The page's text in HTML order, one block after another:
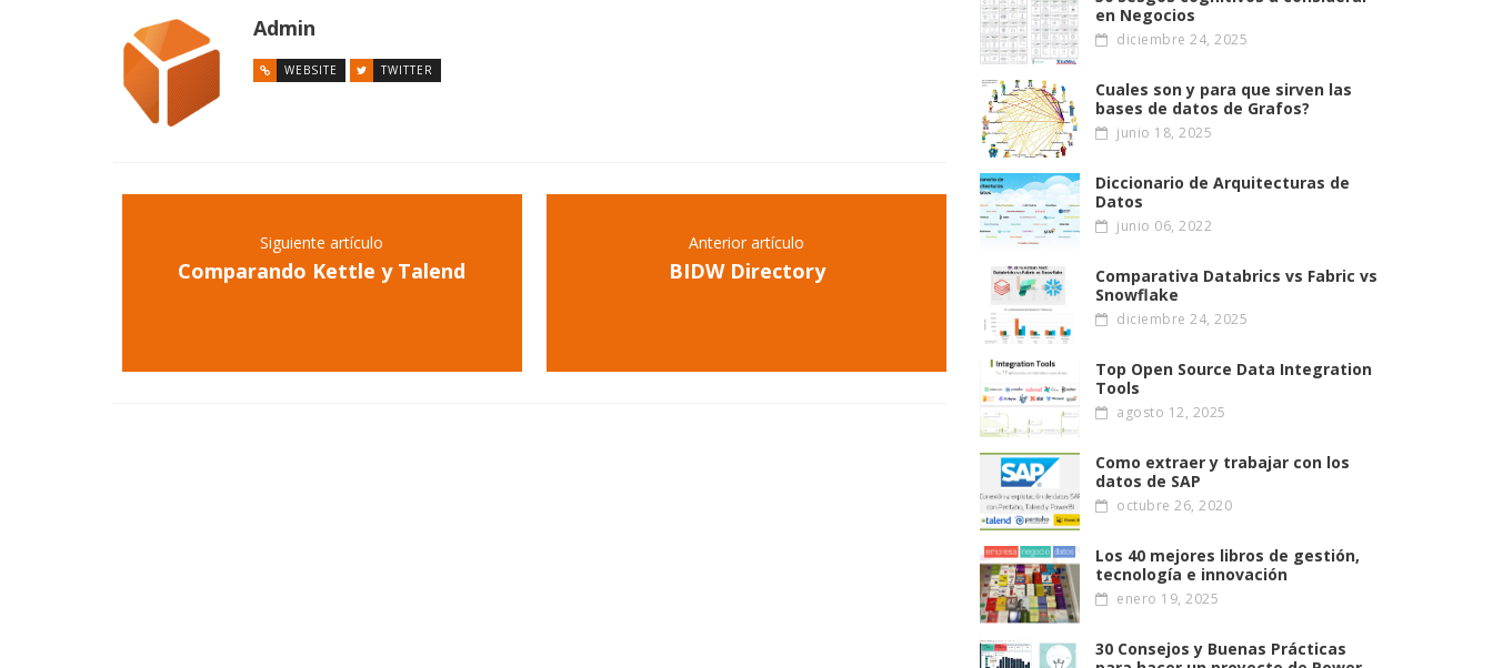
Admin
WEBSITE TWITTER
Siguiente artículo
Comparando Kettle y Talend
Anterior artículo
BIDW Directory
en Negocios
diciembre 24, 2025
Cuales son y para que sirven las
bases de datos de Grafos?
junio 18, 2025
Diccionario de Arquitecturas de
Datos
junio 06, 2022
Comparativa Databrics vs Fabric vs
Snowflake
diciembre 24, 2025
Top Open Source Data Integration
Tools
agosto 12, 2025
Como extraer y trabajar con los
datos de SAP
octubre 26, 2020
Los 40 mejores libros de gestión,
tecnología e innovación
enero 19, 2025
30 Consejos y Buenas Prácticas